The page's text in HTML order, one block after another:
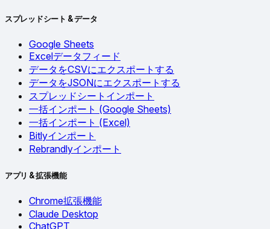
スプレッドシート & データ
Google Sheets
Excelデータフィード
データをCSVにエクスポートする
データをJSONにエクスポートする
スプレッドシートインポート
一括インポート (Google Sheets)
一括インポート (Excel)
Bitlyインポート
Rebrandlyインポート
アプリ & 拡張機能
Chrome拡張機能
Claude Desktop
ChatGPT